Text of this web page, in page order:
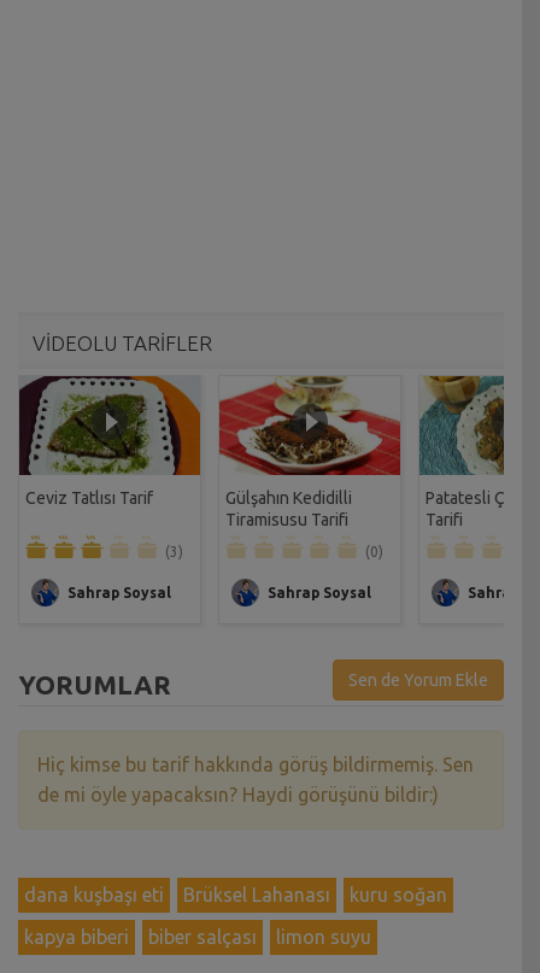
VİDEOLU TARİFLER
Ceviz Tatlısı Tarif
(3)
Sahrap Soysal
Gülşahın Kedidilli
Tiramisusu Tarifi
(0)
Sahrap Soysal
Patatesli Çıtır
Tarifi
Sahrap
YORUMLAR Sen de Yorum Ekle
Hiç kimse bu tarif hakkında görüş bildirmemiş. Sen
de mi öyle yapacaksın? Haydi görüşünü bildir:)
dana kuşbaşı eti Brüksel Lahanası
kuru soğan
kapya biberi
biber salçası limon suyu